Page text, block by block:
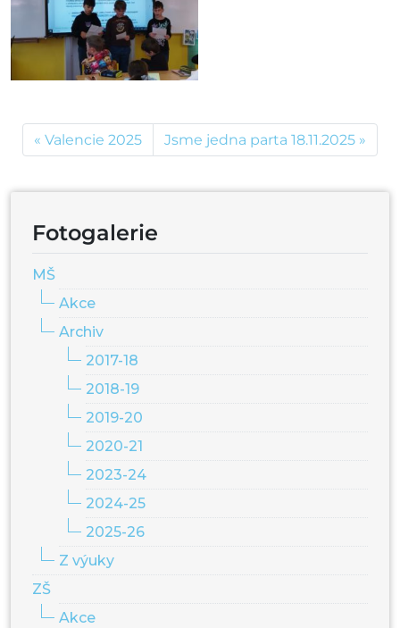
Valencie 2025 Jsme jedna parta 18.11.2025
Fotogalerie
MŠ
Akce
Archiv
2017-18
2018-19
2019-20
2020-21
2023-24
2024-25
2025-26
Z výuky
ZŠ
Akce